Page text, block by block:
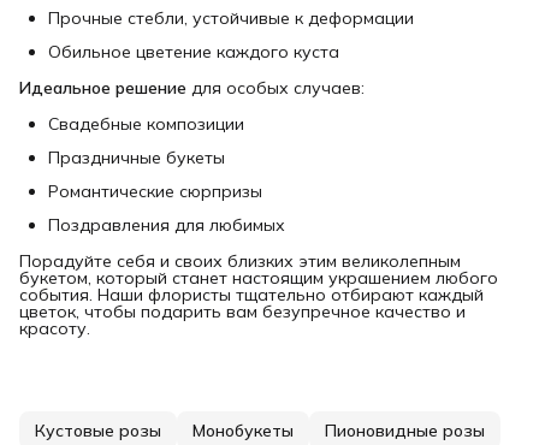
Прочные стебли, устойчивые к деформации
Обильное цветение каждого куста
Идеальное решение для особых случаев:
Свадебные композиции
Праздничные букеты
Романтические сюрпризы
Поздравления для любимых
Порадуйте себя и своих близких этим великолепным
букетом, который станет настоящим украшением любого
события. Наши флористы тщательно отбирают каждый
цветок, чтобы подарить вам безупречное качество и
красоту.
Кустовые розы Монобукеты Пионовидные розы